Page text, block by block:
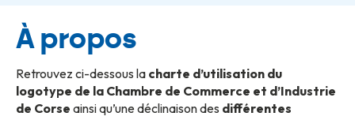
À propos
Retrouvez ci-dessous la charte d’utilisation du
logotype de la Chambre de Commerce et d’Industrie
de Corse ainsi qu’une déclinaison des différentes